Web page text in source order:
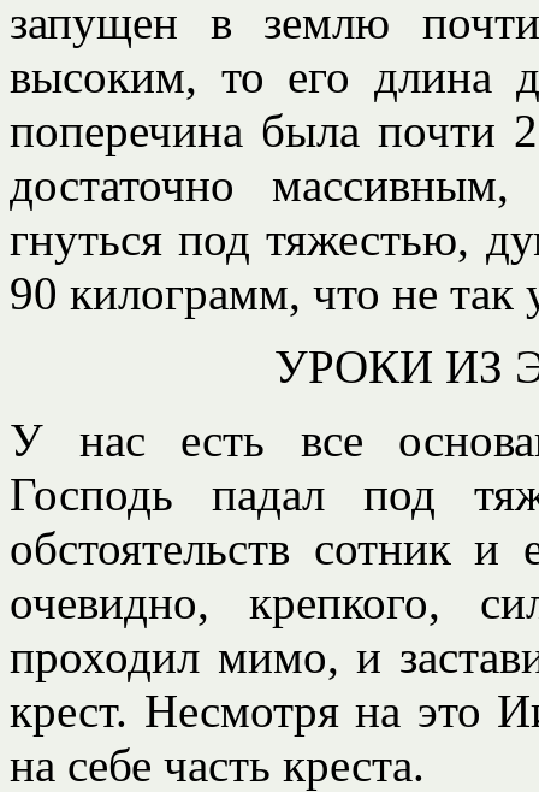
запущен в землю
высоким, то его длина
поперечина была почти
достаточно
гнуться под тяжестью,
90 килограмм, что не
УРОКИ ИЗ
У нас есть все
Господь падал под
обстоятельств сотник
очевидно, крепкого,
проходил мимо, и
крест. Несмотря на это
на себе часть креста.